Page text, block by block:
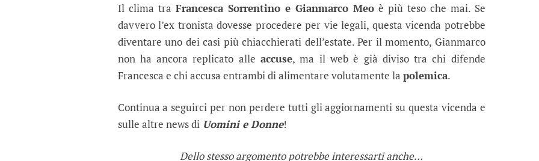
Il clima tra Francesca Sorrentino e Gianmarco Meoè più teso che mai. Se
davvero l’ex tronista dovesse procedere per vie legali, questa vicenda potrebbe
diventare uno dei casi più chiacchierati dell’estate. Per il momento, Gianmarco
non ha ancora replicato alleaccuse, ma il web è già diviso tra chi difende
Francesca e chi accusa entrambi di alimentare volutamente la polemica.
Continua a seguirci per non perdere tutti gli aggiornamenti su questa vicenda e
sulle altre news di Uomini e Donne!
Dello stesso argomento potrebbe interessarti anche…